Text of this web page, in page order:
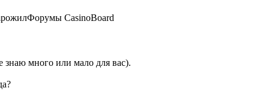
Форумы CasinoBoard
знаю много или мало для вас).